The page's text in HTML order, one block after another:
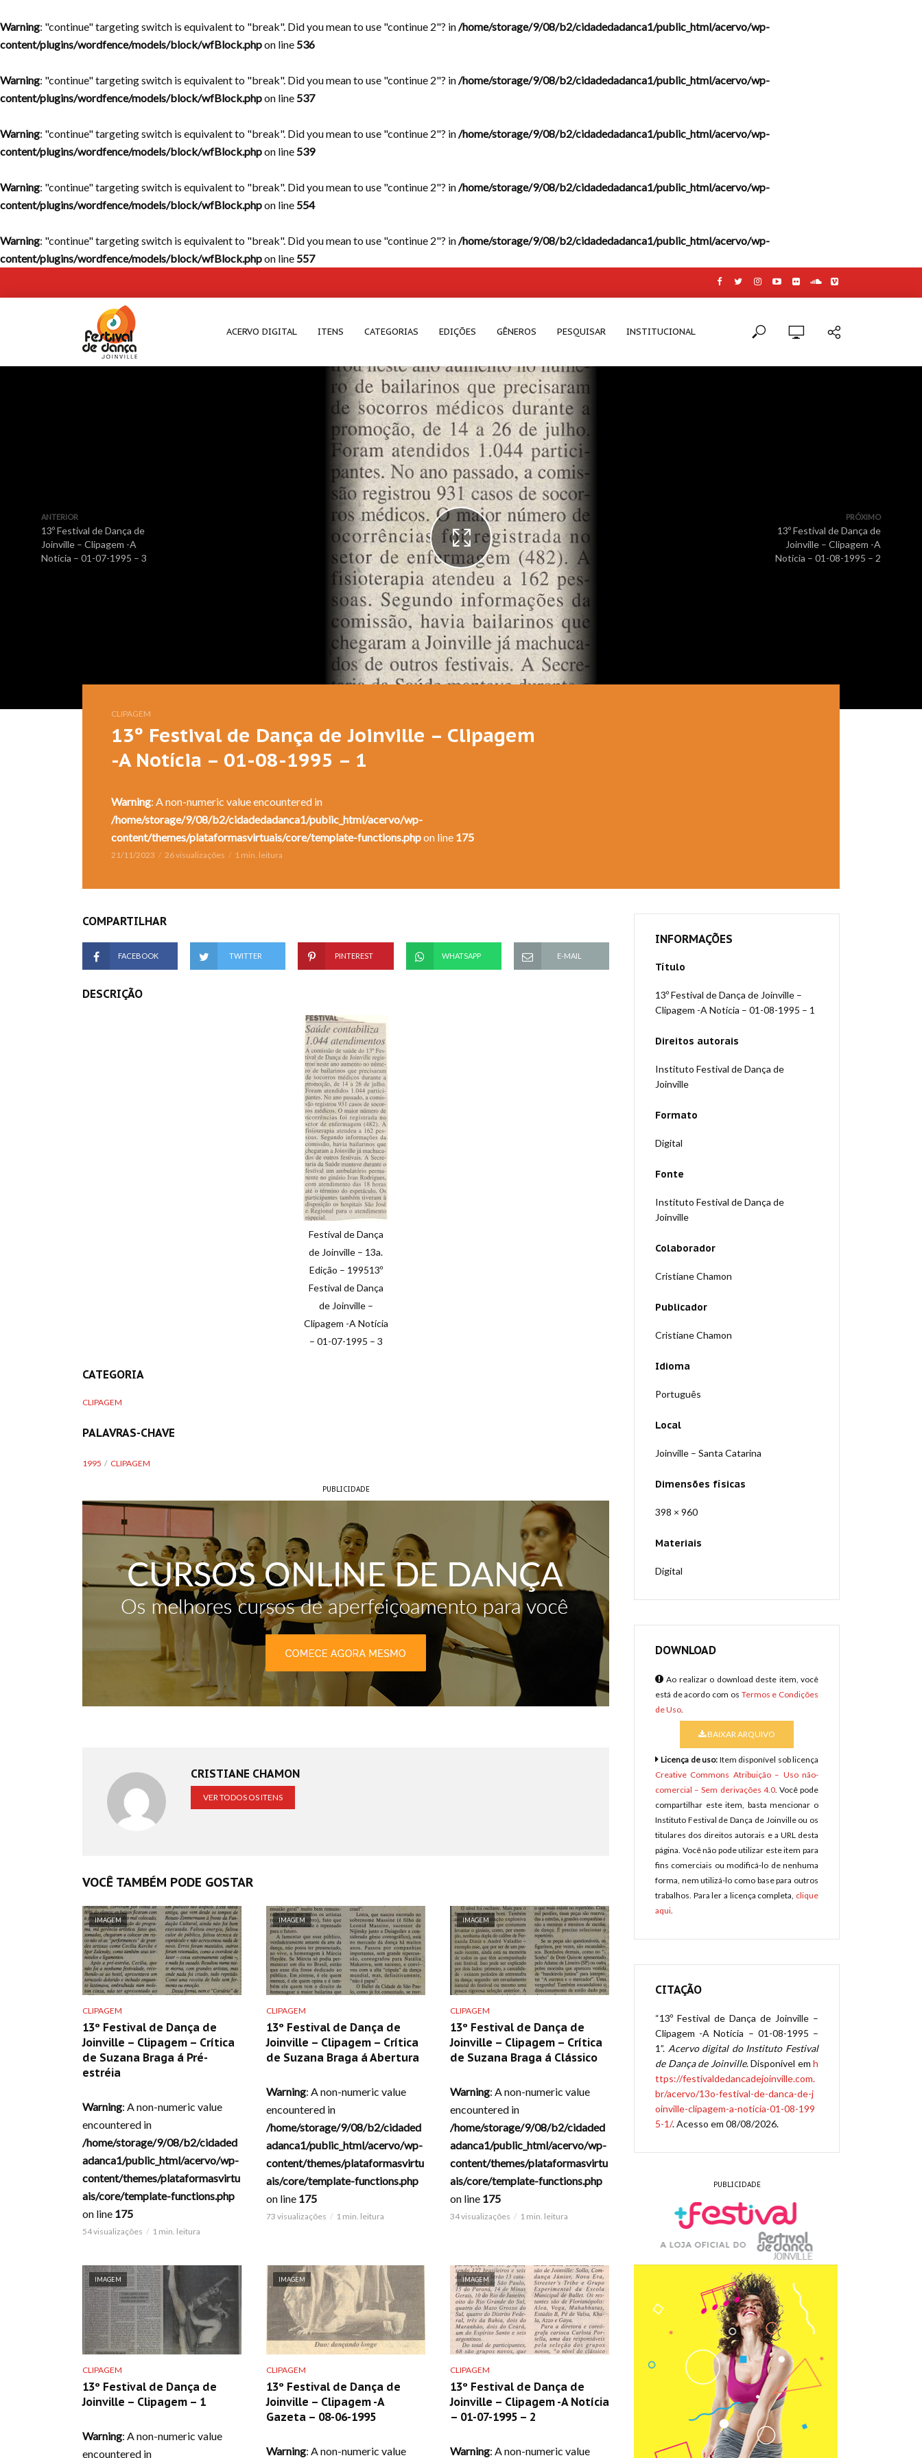
Warning: "continue" targeting switch is equivalent to "break". Did you mean to use "continue 2"? in/home/storage/9/08/b2/cidadedadanca1/public_html/acervo/wp-
content/plugins/wordfence/models/block/wfBlock.phpon line536
Warning: "continue" targeting switch is equivalent to "break". Did you mean to use "continue 2"? in/home/storage/9/08/b2/cidadedadanca1/public_html/acervo/wp-
content/plugins/wordfence/models/block/wfBlock.phpon line537
Warning: "continue" targeting switch is equivalent to "break". Did you mean to use "continue 2"? in/home/storage/9/08/b2/cidadedadanca1/public_html/acervo/wp-
content/plugins/wordfence/models/block/wfBlock.phpon line539
Warning: "continue" targeting switch is equivalent to "break". Did you mean to use "continue 2"? in/home/storage/9/08/b2/cidadedadanca1/public_html/acervo/wp-
content/plugins/wordfence/models/block/wfBlock.phpon line554
Warning: "continue" targeting switch is equivalent to "break". Did you mean to use "continue 2"? in/home/storage/9/08/b2/cidadedadanca1/public_html/acervo/wp-
content/plugins/wordfence/models/block/wfBlock.phpon line557
ACERVO DIGITAL ITENS CATEGORIAS EDIÇÕES GÊNEROS PESQUISAR INSTITUCIONAL
ANTERIOR
13º Festival de Dança de
Joinville – Clipagem -A
Notícia – 01-07-1995 – 3
PRÓXIMO
13º Festival de Dança de
Joinville – Clipagem -A
Notícia – 01-08-1995 – 2
CLIPAGEM
13º Festival de Dança de Joinville – Clipagem
-A Notícia – 01-08-1995 – 1
Warning: A non-numeric value encountered in
/home/storage/9/08/b2/cidadedadanca1/public_html/acervo/wp-
content/themes/plataformasvirtuais/core/template-functions.phpon line 175
21/11/2023 26 visualizações 1 min. leitura
COMPARTILHAR
FACEBOOK TWITTER PINTEREST WHATSAPP E-MAIL
DESCRIÇÃO
Festival de Dança
de Joinville – 13a.
Edição – 199513º
Festival de Dança
de Joinville –
Clipagem -A Notícia
– 01-07-1995 – 3
CATEGORIA
CLIPAGEM
PALAVRAS-CHAVE
1995 CLIPAGEM
PUBLICIDADE
CRISTIANE CHAMON
VER TODOS OS ITENS
VOCÊ TAMBÉM PODE GOSTAR
IMAGEM
CLIPAGEM
13º Festival de Dança de
Joinville – Clipagem – Crítica
de Suzana Braga á Pré-
estréia
Warning: A non-numeric value
encountered in
/home/storage/9/08/b2/cidaded
adanca1/public_html/acervo/wp-
content/themes/plataformasvirtu
ais/core/template-functions.php
on line 175
54 visualizações 1 min. leitura
IMAGEM
CLIPAGEM
13º Festival de Dança de
Joinville – Clipagem – Crítica
de Suzana Braga á Abertura
Warning: A non-numeric value
encountered in
/home/storage/9/08/b2/cidaded
adanca1/public_html/acervo/wp-
content/themes/plataformasvirtu
ais/core/template-functions.php
on line 175
73 visualizações 1 min. leitura
IMAGEM
CLIPAGEM
13º Festival de Dança de
Joinville – Clipagem – Crítica
de Suzana Braga á Clássico
Warning: A non-numeric value
encountered in
/home/storage/9/08/b2/cidaded
adanca1/public_html/acervo/wp-
content/themes/plataformasvirtu
ais/core/template-functions.php
on line 175
34 visualizações 1 min. leitura
IMAGEM
CLIPAGEM
13º Festival de Dança de
Joinville – Clipagem – 1
Warning: A non-numeric value
encountered in
IMAGEM
CLIPAGEM
13º Festival de Dança de
Joinville – Clipagem -A
Gazeta – 08-06-1995
Warning: A non-numeric value
IMAGEM
CLIPAGEM
13º Festival de Dança de
Joinville – Clipagem -A Notícia
– 01-07-1995 – 2
Warning: A non-numeric value
INFORMAÇÕES
Título
13º Festival de Dança de Joinville –
Clipagem -A Notícia – 01-08-1995 – 1
Direitos autorais
Instituto Festival de Dança de
Joinville
Formato
Digital
Fonte
Instituto Festival de Dança de
Joinville
Colaborador
Cristiane Chamon
Publicador
Cristiane Chamon
Idioma
Português
Local
Joinville – Santa Catarina
Dimensões físicas
398 × 960
Materiais
Digital
DOWNLOAD
Ao realizar o download deste item, você
está de acordo com os Termos e Condições
de Uso.
BAIXAR ARQUIVO
Licença de uso: Item disponível sob licença
Creative Commons Atribuição – Uso não-
comercial – Sem derivações 4.0. Você pode
compartilhar este item, basta mencionar o
Instituto Festival de Dança de Joinville ou os
titulares dos direitos autorais e a URL desta
página. Você não pode utilizar este item para
fins comerciais ou modificá-lo de nenhuma
forma, nem utilizá-lo como base para outros
trabalhos. Para ler a licença completa, clique
aqui.
CITAÇÃO
“13º Festival de Dança de Joinville –
Clipagem -A Notícia – 01-08-1995 –
1”. Acervo digital do Instituto Festival
de Dança de Joinville. Disponível em h
ttps://festivaldedancadejoinville.com.
br/acervo/13o-festival-de-danca-de-j
oinville-clipagem-a-noticia-01-08-199
5-1/. Acesso em 08/08/2026.
PUBLICIDADE